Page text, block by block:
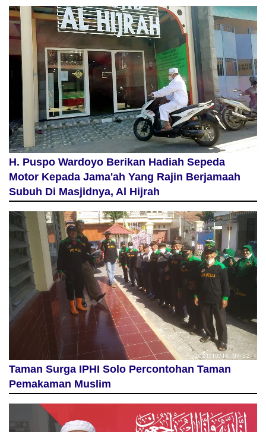
H. Puspo Wardoyo Berikan Hadiah Sepeda
Motor Kepada Jama'ah Yang Rajin Berjamaah
Subuh Di Masjidnya, Al Hijrah
Taman Surga IPHI Solo Percontohan Taman
Pemakaman Muslim